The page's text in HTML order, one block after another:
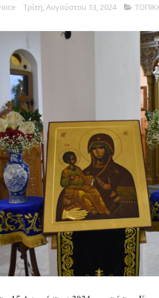
Τρίτη, Αυγούστου 13, 2024